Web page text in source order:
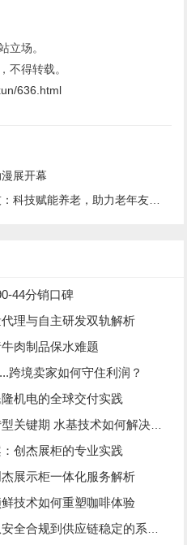
立场。
不得转载。
636.html
展开幕
赋能养老，助力老年友好型社会建设
44分销口碑
理与自主研发双轨解析
肉制品保水难题
跨境卖家如何守住利润？
机电的全球交付实践
期 水基技术如何解决VOC管控
创杰展柜的专业实践
展示柜一体化服务解析
技术如何重塑咖啡体验
规到供应链稳定的系统性考量